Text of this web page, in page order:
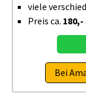
viele
Preis ca. 180,-
Bei